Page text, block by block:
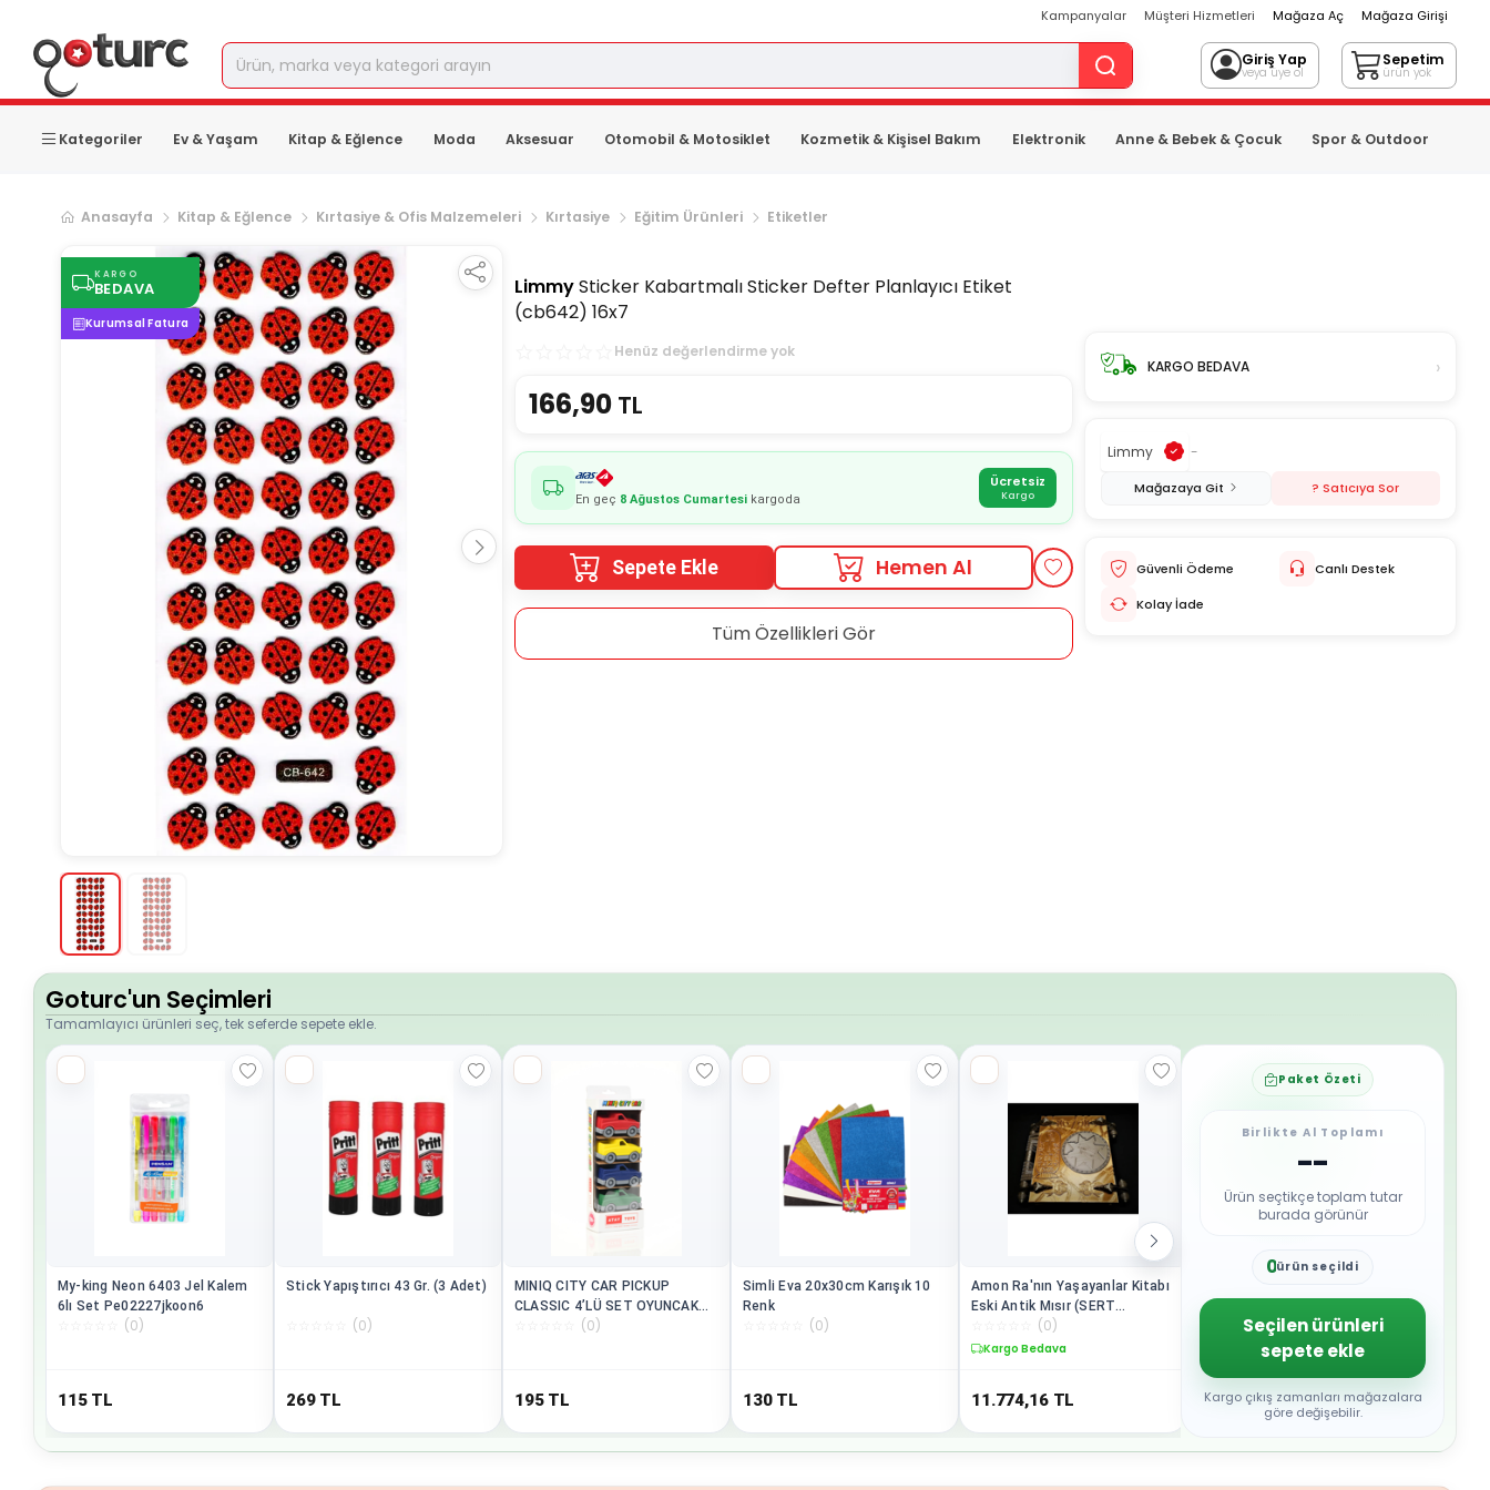
Kampanyalar Müşteri Hizmetleri Mağaza Aç Mağaza Girişi
Giriş Yap
veya üye ol
Sepetim
ürün yok
Kategoriler Ev & Yaşam Kitap & Eğlence Moda Aksesuar Otomobil & Motosiklet Kozmetik & Kişisel Bakım Elektronik Anne & Bebek & Çocuk Spor & Outdoor
Anasayfa Kitap & Eğlence Kırtasiye & Ofis Malzemeleri Kırtasiye Eğitim Ürünleri Etiketler
KARGO
BEDAVA
Kurumsal Fatura
LimmySticker Kabartmalı Sticker Defter Planlayıcı Etiket
(cb642) 16x7
Henüz değerlendirme yok
166,90TL
En geç 8 Ağustos Cumartesikargoda
Ücretsiz
Kargo
Sepete Ekle Hemen Al
Tüm Özellikleri Gör
KARGO BEDAVA ›
Limmy -
Mağazaya Git ? Satıcıya Sor
Güvenli Ödeme
Canlı Destek
Kolay İade
Goturc'un Seçimleri
Tamamlayıcı ürünleri seç, tek seferde sepete ekle.
My-king Neon 6403 Jel Kalem
6lı Set Pe02227jkoon6
(0)
115 TL
Stick Yapıştırıcı 43 Gr. (3 Adet)
(0)
269 TL
MINIQ CITY CAR PICKUP
CLASSIC 4’LÜ SET OYUNCAK
(0)
195 TL
Simli Eva 20x30cm Karışık 10
Renk
(0)
130 TL
Amon Ra'nın Yaşayanlar Kitabı
Eski Antik Mısır (SERT
PLASTİKTİR - 24x27CM)
(0)
Kargo Bedava
11.774,16 TL
☆☆ (0
95 TL
Paket Özeti
Birlikte Al Toplamı
--
Ürün seçtikçe toplam tutar
burada görünür
0
2
3
4
5
6
7
8
9
ürün seçildi
Seçilen ürünleri
sepete ekle
Kargo çıkış zamanları mağazalara
göre değişebilir.